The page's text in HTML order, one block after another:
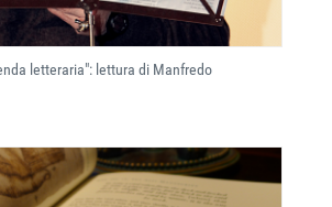
letteraria": lettura di Manfredo